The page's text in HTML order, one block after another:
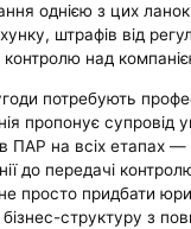
однією з цих
штрафів від
контролю над
потребують
пропонує супровід
ПАР на всіх етапах —
до передачі
просто придбати
бізнес-структуру з